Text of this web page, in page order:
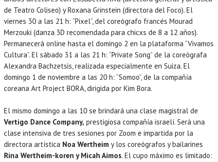
de Teatro Coliseo) y Roxana Grinstein (directora del Foco). El
viernes 30 a las 21 h: “Pixel”, del coreógrafo francés Mourad
Merzouki (danza 3D recomendada para chicxs de 8 a 12 años).
Permanecerá online hasta el domingo 2 en la plataforma “Vivamos
Cultura”. El sábado 31 a las 21 h: “Private Song” de la coreógrafa
Alexandra Bachzetsis, realizada especialmente en Suiza. El
domingo 1 de noviembre a las 20 h: “Somoo”, de la compañía
coreana Art Project BORA, dirigida por Kim Bora.
El mismo domingo a las 10 se brindará una clase magistral de
Vertigo Dance Company, prestigiosa compañía israelí. Será una
clase intensiva de tres sesiones por Zoom e impartida por la
directora artística Noa Wertheim y los coreógrafos y bailarines
Rina Wertheim-koren y Micah Aimos. El cupo máximo es limitado: